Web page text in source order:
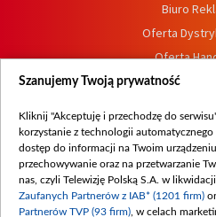
Biuro
Oferta
Oferta
Procedura
Szanujemy Twoją prywatność
Kliknij "Akceptuję i przechodzę do
korzystanie z technologii automatycznego
dostęp do informacji na Twoim
przechowywanie oraz na przetwarzanie
nas, czyli Telewizję Polską S.A. w likwidacji
Zaufanych Partnerów z IAB* (1201 firm)
Partnerów TVP (93 firm) , w celach